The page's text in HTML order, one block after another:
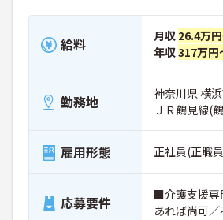
給料 月収 26.4万
年収317万円
勤務地
神奈川県 横
ＪＲ鶴見線(
雇用形態 正社員(正職
応募要件
■介護支援専
あれば尚可